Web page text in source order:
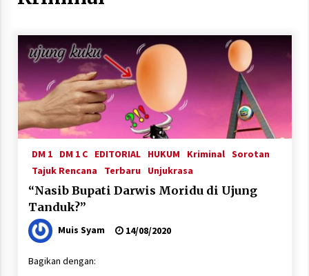
DM 1 DM 1 C EDITORIAL HUKUM Kriminal Sorotan
Tajuk Rencana
Terbaru Unjukrasa
“Nasib Bupati Darwis Moridu di Ujung
Tanduk?”
Muis Syam 14/08/2020
Bagikan dengan: